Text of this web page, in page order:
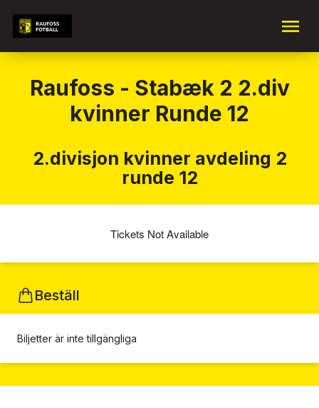
Raufoss - Stabæk 2 2.div
kvinner Runde 12
2.divisjon kvinner avdeling 2
runde 12
Tickets Not Available
Beställ
Biljetter är inte tillgängliga